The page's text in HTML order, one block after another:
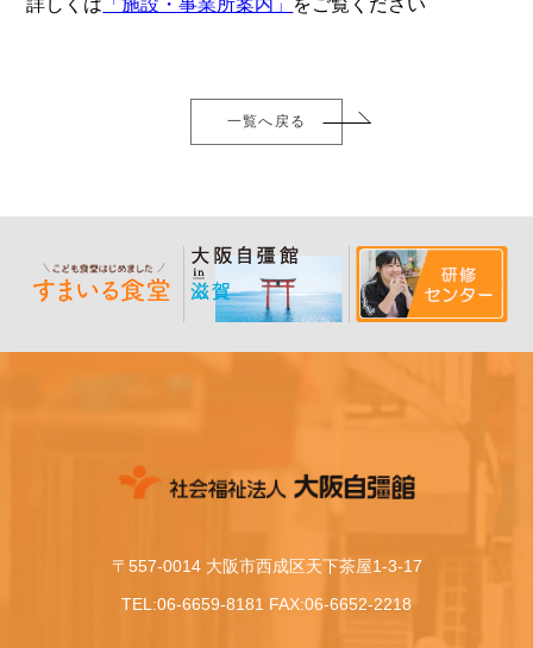
詳しくは 「施設・事業所案内」 をご覧ください
一覧へ戻る
〒557-0014 大阪市西成区天下茶屋1-3-17
TEL:06-6659-8181 FAX:06-6652-2218